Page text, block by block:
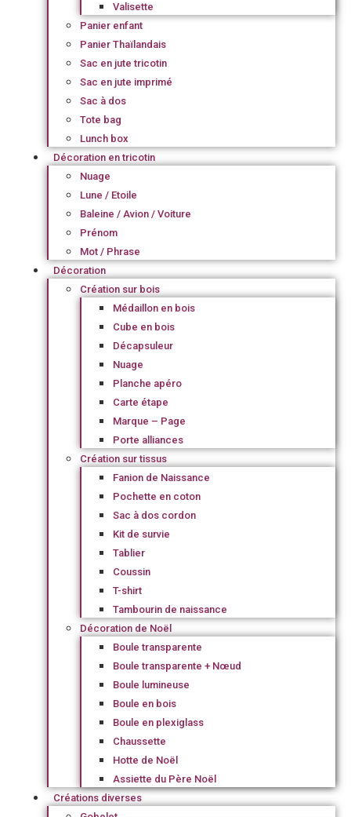
Valisette
Panier enfant
Panier Thaïlandais
Sac en jute tricotin
Sac en jute imprimé
Sac à dos
Tote bag
Lunch box
Décoration en tricotin
Nuage
Lune / Etoile
Baleine / Avion / Voiture
Prénom
Mot / Phrase
Décoration
Création sur bois
Médaillon en bois
Cube en bois
Décapsuleur
Nuage
Planche apéro
Carte étape
Marque – Page
Porte alliances
Création sur tissus
Fanion de Naissance
Pochette en coton
Sac à dos cordon
Kit de survie
Tablier
Coussin
T-shirt
Tambourin de naissance
Décoration de Noël
Boule transparente
Boule transparente + Nœud
Boule lumineuse
Boule en bois
Boule en plexiglass
Chaussette
Hotte de Noël
Assiette du Père Noël
Créations diverses